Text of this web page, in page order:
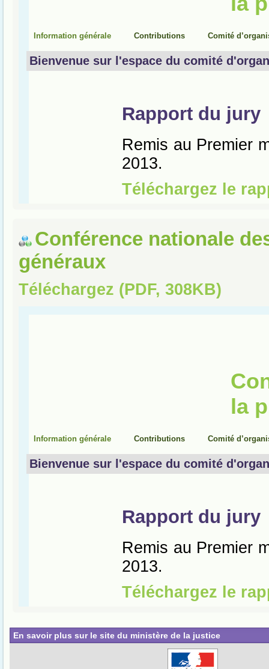
Conférence nationale
généraux
Téléchargez (PDF, 308KB)
En savoir plus sur le site du ministère de la justice